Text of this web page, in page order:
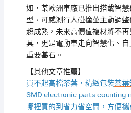
如，某歐洲車廠已推出搭載智
型，可感測行人碰撞並主動調
趨成熟，未來高價值複材將不
具，更是電動車走向智慧化、
重要基石。
【其他文章推薦】
買不起高檔茶葉，精緻包裝茶葉
SMD electronic parts counting
哪裡買的到省力省空間，方便攜